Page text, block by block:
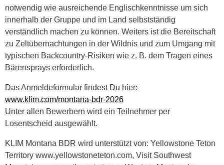
notwendig wie ausreichende Englischkenntnisse um sich
innerhalb der Gruppe und im Land selbstständig
verständlich machen zu können. Weiters ist die Bereitschaft
zu Zeltübernachtungen in der Wildnis und zum Umgang mit
typischen Backcountry‑Risiken wie z. B. dem Tragen eines
Bärensprays erforderlich.
Das Anmeldeformular findest Du hier:
www.klim.com/montana-bdr-2026
Unter allen Bewerbern wird ein Teilnehmer per
Losentscheid ausgewählt.
KLIM Montana BDR wird unterstützt von: Yellowstone Teton
Territory www.yellowstoneteton.com, Visit Southwest